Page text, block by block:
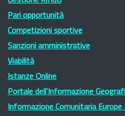
Pari opportunità
Competizioni sportive
Sanzioni amministrative
Viabilità
Istanze Online
Portale dell'Informazione
Informazione Comunitaria Europe